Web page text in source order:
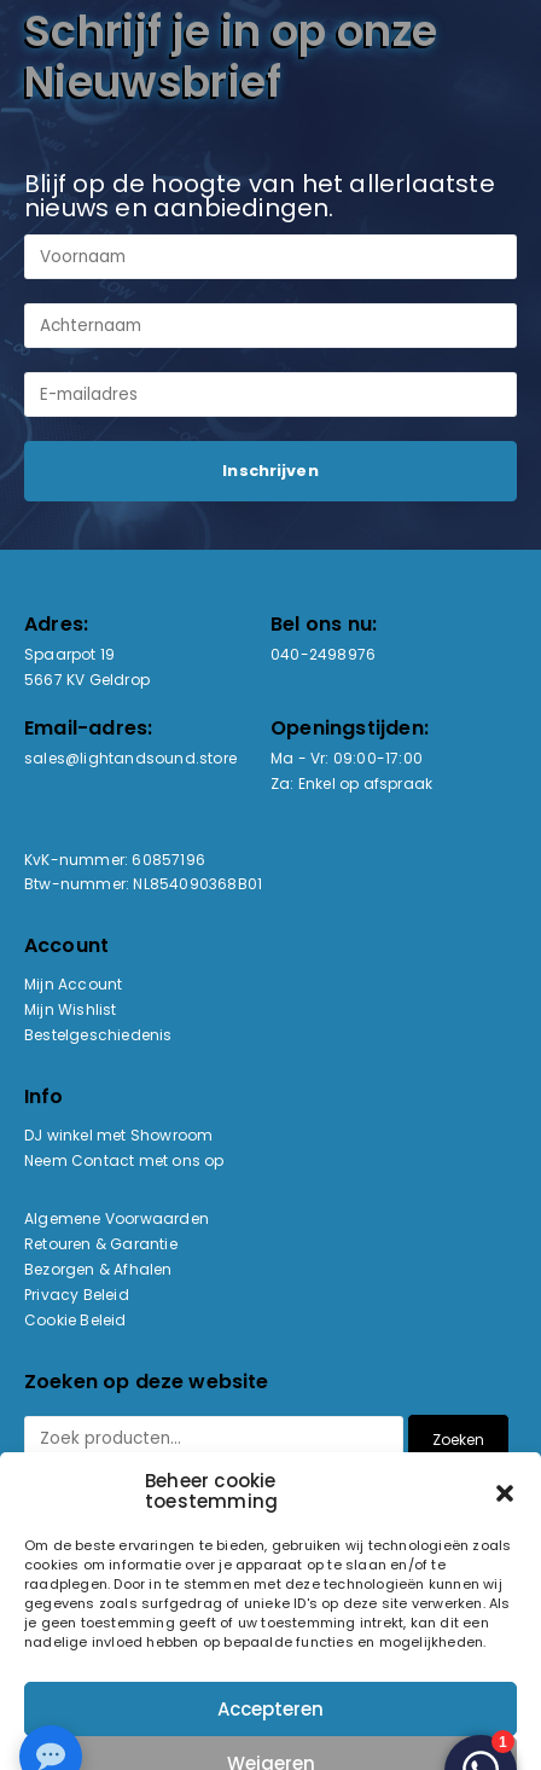
Beheer cookie
toestemming
Om de beste ervaringen te bieden, gebruiken wij technologieën zoals
cookies om informatie over je apparaat op te slaan en/of te
raadplegen. Door in te stemmen met deze technologieën kunnen wij
gegevens zoals surfgedrag of unieke ID's op deze site verwerken. Als
je geen toestemming geeft of uw toestemming intrekt, kan dit een
nadelige invloed hebben op bepaalde functies en mogelijkheden.
Accepteren
Weigeren
Schrijf je in op onze
Nieuwsbrief
Blijf op de hoogte van het allerlaatste
nieuws en aanbiedingen.
Adres:
Spaarpot 19
5667 KV Geldrop
Bel ons nu:
040-2498976
Email-adres:
sales@lightandsound.store
Openingstijden:
Ma - Vr: 09:00-17:00
Za: Enkel op afspraak
KvK-nummer: 60857196
Btw-nummer: NL854090368B01
Account
Mijn Account
Mijn Wishlist
Bestelgeschiedenis
Info
DJ winkel met Showroom
Neem Contact met ons op
Algemene Voorwaarden
Retouren & Garantie
Bezorgen & Afhalen
Privacy Beleid
Cookie Beleid
Zoeken op deze website
Zoeken
© 2026 Light and Sound Factory. Alle rechten voorbehouden.